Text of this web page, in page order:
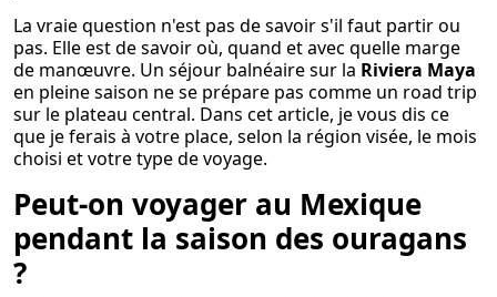
La vraie question n'est pas de savoir s'il faut partir ou
pas. Elle est de savoir où, quand et avec quelle marge
de manœuvre. Un séjour balnéaire sur la Riviera Maya
en pleine saison ne se prépare pas comme un road trip
sur le plateau central. Dans cet article, je vous dis ce
que je ferais à votre place, selon la région visée, le mois
choisi et votre type de voyage.
Peut-on voyager au Mexique
pendant la saison des ouragans
?